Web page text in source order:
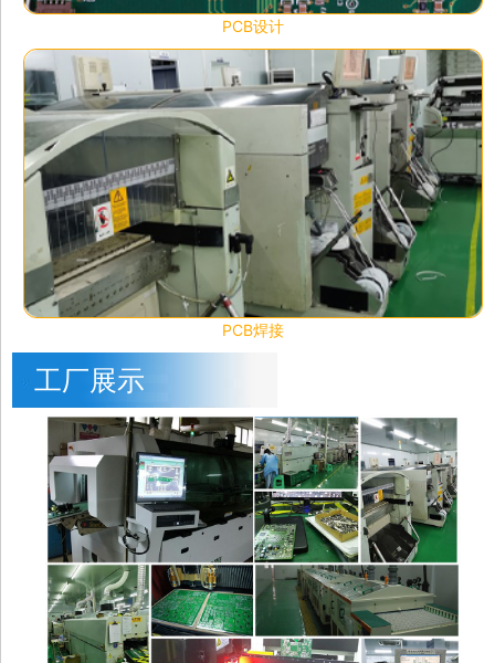
PCB设计
PCB焊接
工厂展示